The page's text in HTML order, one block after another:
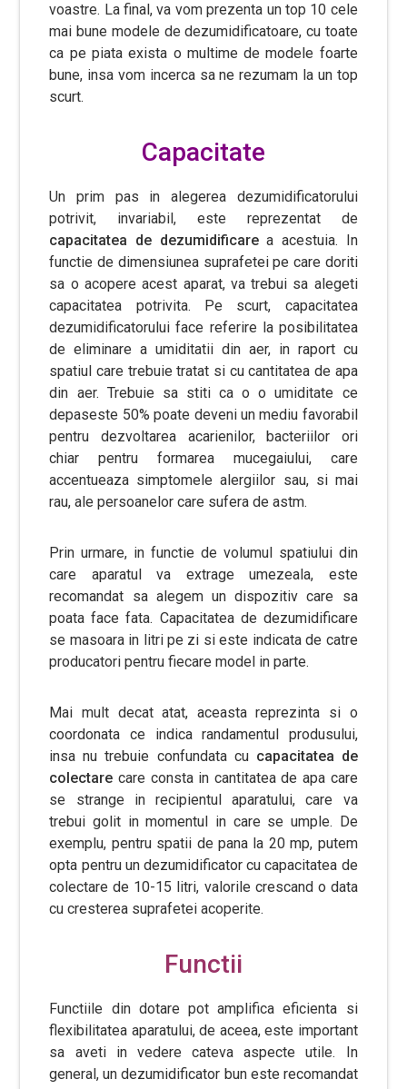
voastre. La final, va vom prezenta un top 10 cele
mai bune modele de dezumidificatoare, cu toate
ca pe piata exista o multime de modele foarte
bune, insa vom incerca sa ne rezumam la un top
scurt.
Capacitate
Un prim pas in alegerea dezumidificatorului
potrivit, invariabil, este reprezentat de
capacitatea de dezumidificarea acestuia. In
functie de dimensiunea suprafetei pe care doriti
sa o acopere acest aparat, va trebui sa alegeti
capacitatea potrivita. Pe scurt, capacitatea
dezumidificatorului face referire la posibilitatea
de eliminare a umiditatii din aer, in raport cu
spatiul care trebuie tratat si cu cantitatea de apa
din aer. Trebuie sa stiti ca o o umiditate ce
depaseste 50% poate deveni un mediu favorabil
pentru dezvoltarea acarienilor, bacteriilor ori
chiar pentru formarea mucegaiului, care
accentueaza simptomele alergiilor sau, si mai
rau, ale persoanelor care sufera de astm.
Prin urmare, in functie de volumul spatiului din
care aparatul va extrage umezeala, este
recomandat sa alegem un dispozitiv care sa
poata face fata. Capacitatea de dezumidificare
se masoara in litri pe zi si este indicata de catre
producatori pentru fiecare model in parte.
Mai mult decat atat, aceasta reprezinta si o
coordonata ce indica randamentul produsului,
insa nu trebuie confundata cu capacitatea de
colectare care consta in cantitatea de apa care
se strange in recipientul aparatului, care va
trebui golit in momentul in care se umple. De
exemplu, pentru spatii de pana la 20 mp, putem
opta pentru un dezumidificator cu capacitatea de
colectare de 10-15 litri, valorile crescand o data
cu cresterea suprafetei acoperite.
Functii
Functiile din dotare pot amplifica eficienta si
flexibilitatea aparatului, de aceea, este important
sa aveti in vedere cateva aspecte utile. In
general, un dezumidificator bun este recomandat